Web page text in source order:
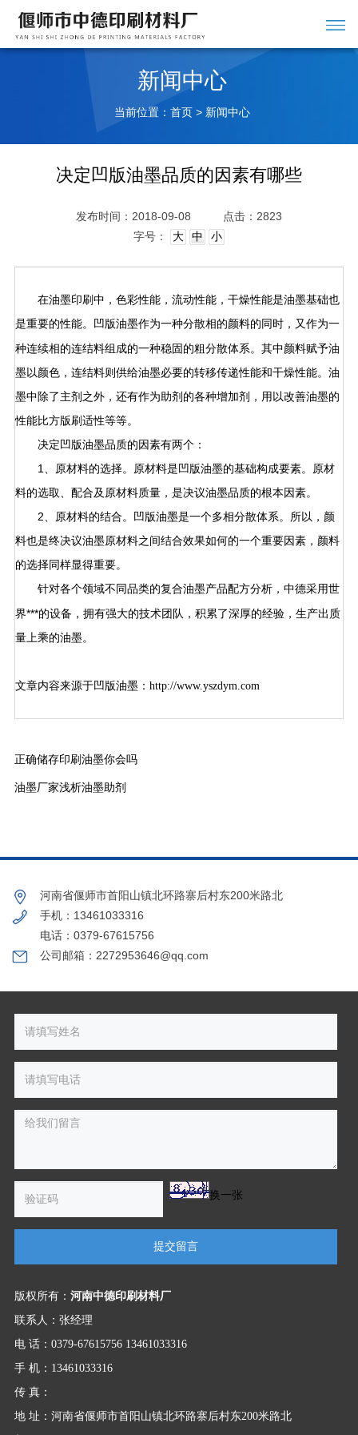
新闻中心
当前位置：首页 > 新闻中心
决定凹版油墨品质的因素有哪些
发布时间：2018-09-08
点击：2823
字号：
大 中 小
在油墨印刷中，色彩性能，流动性能，干燥性能是油墨基础也
是重要的性能。
凹版油墨作为一种分散相的颜料的同时，又作为一
种连续相的连结料组成的一种稳固的粗分散体系。其中颜料赋予油
墨以颜色，连结料则供给油墨必要的转移传递性能和干燥性能。油
墨中除了主剂之外，还有作为助剂的各种增加剂，用以改善油墨的
性能比方版刷适性等等。
决定凹版油墨品质的因素有两个：
1、原材料的选择。原材料是凹版油墨的基础构成要素。原材
料的选取、配合及原材料质量，是决议油墨品质的根本因素。
2、原材料的结合。凹版油墨是一个多相分散体系。所以，颜
料也是终决议油墨原材料之间结合效果如何的一个重要因素，颜料
的选择同样显得重要。
针对各个领域不同品类的复合油墨产品配方分析，中德采用世
界***的设备，拥有强大的技术团队，积累了深厚的经验，生产出质
量上乘的油墨。
文章内容来源于凹版油墨： http://www.yszdym.com
正确储存印刷油墨你会吗
油墨厂家浅析油墨助剂
河南省偃师市首阳山镇北环路寨后村东200米路北
手机：13461033316
电话：0379-67615756
公司邮箱：2272953646@qq.com
换一张
提交留言
版权所有： 河南中德印刷材料厂
联系人：张经理
电 话：0379-67615756 13461033316
手 机：13461033316
传 真：
地 址：河南省偃师市首阳山镇北环路寨后村东200米路北